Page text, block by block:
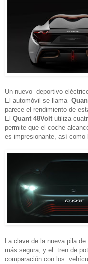
Un nuevo deportivo
El automóvil se llama
parece el rendimiento de
El Quant 48Volt utiliza
permite que el coche
es impresionante, así como
La clave de la nueva pila de
más segura, y el tren de
comparación con los